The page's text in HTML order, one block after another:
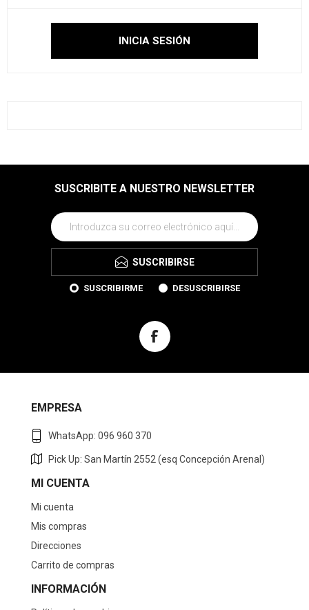
SUSCRIBITE A NUESTRO NEWSLETTER
SUSCRIBIRSE
SUSCRIBIRME DESUSCRIBIRSE
EMPRESA
WhatsApp: 096 960 370
Pick Up: San Martín 2552 (esq Concepción Arenal)
MI CUENTA
Mi cuenta
Mis compras
Direcciones
Carrito de compras
INFORMACIÓN